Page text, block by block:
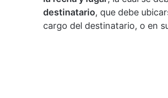
destinatario, que debe
cargo del destinatario, o en